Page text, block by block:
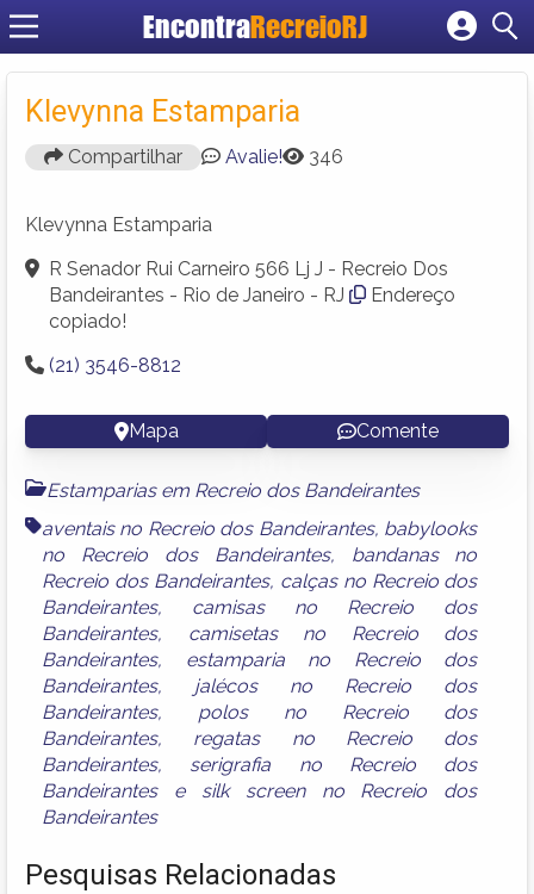
EncontraRecreioRJ
Cadastrar empresa
Criar conta
Klevynna Estamparia
Compartilhar Avalie! 346
Klevynna Estamparia
R Senador Rui Carneiro 566 Lj J - Recreio Dos
Bandeirantes - Rio de Janeiro - RJ
Endereço
copiado!
(21) 3546-8812
Mapa Comente
Estamparias em Recreio dos Bandeirantes
aventais no Recreio dos Bandeirantes, babylooks
no Recreio dos Bandeirantes, bandanas no
Recreio dos Bandeirantes, calças no Recreio dos
Bandeirantes, camisas no Recreio dos
Bandeirantes, camisetas no Recreio dos
Bandeirantes, estamparia no Recreio dos
Bandeirantes, jalécos no Recreio dos
Bandeirantes, polos no Recreio dos
Bandeirantes, regatas no Recreio dos
Bandeirantes, serigrafia no Recreio dos
Bandeirantese silk screen no Recreio dos
Bandeirantes
Pesquisas Relacionadas